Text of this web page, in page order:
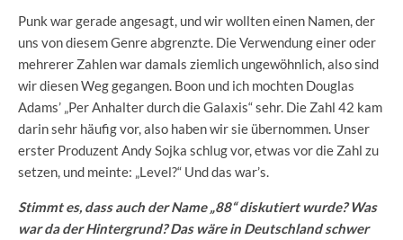
Punk war gerade angesagt, und wir wollten einen Namen, der
uns von diesem Genre abgrenzte. Die Verwendung einer oder
mehrerer Zahlen war damals ziemlich ungewöhnlich, also sind
wir diesen Weg gegangen. Boon und ich mochten Douglas
Adams’ „Per Anhalter durch die Galaxis“ sehr. Die Zahl 42 kam
darin sehr häufig vor, also haben wir sie übernommen. Unser
erster Produzent Andy Sojka schlug vor, etwas vor die Zahl zu
setzen, und meinte: „Level?“ Und das war’s.
Stimmt es, dass auch der Name „88“ diskutiert wurde? Was
war da der Hintergrund? Das wäre in Deutschland schwer